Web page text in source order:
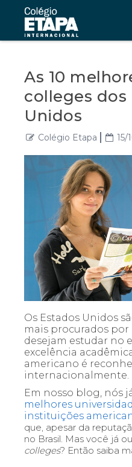
As 10
colleges dos
Unidos
Colégio Etapa 15/
Os Estados Unidos
mais procurados por
desejam estudar no
excelência
americano é
internacionalmente.
Em nosso blog, nós
melhores
instituições
que, apesar da
no Brasil. Mas você já
colleges? Então saiba